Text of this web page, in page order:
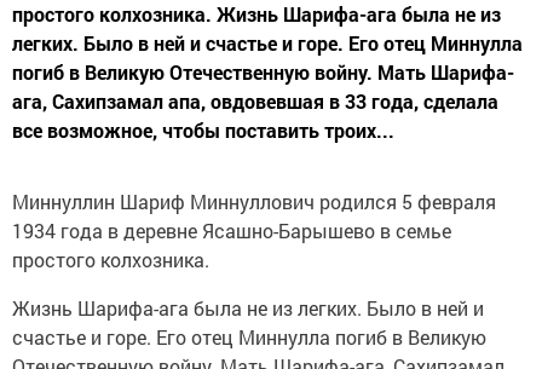
простого колхозника. Жизнь Шарифа-ага была не из
легких. Было в ней и счастье и горе. Его отец Миннулла
погиб в Великую Отечественную войну. Мать Шарифа-
ага, Сахипзамал апа, овдовевшая в 33 года, сделала
все возможное, чтобы поставить троих...
Миннуллин Шариф Миннуллович родился 5 февраля
1934 года в деревне Ясашно-Барышево в семье
простого колхозника.
Жизнь Шарифа-ага была не из легких. Было в ней и
счастье и горе. Его отец Миннулла погиб в Великую